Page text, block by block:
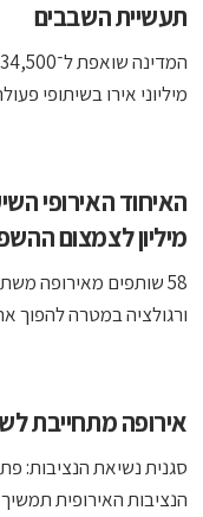
תעשיית השבבים
מיליוני אירו בשיתופי
מיליון לצמצום
58 שותפים מאירופה
ורגולציה במטרה להפוך
אירופה מתחייבת
סגנית נשיאת הנציבות:
הנציבות האירופית